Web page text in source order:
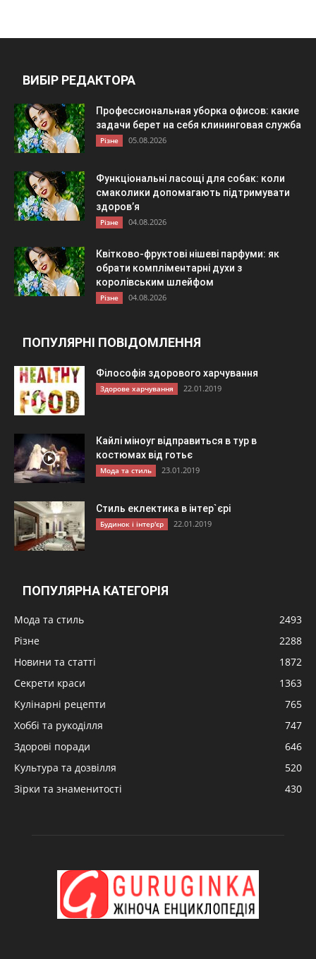
ВИБІР РЕДАКТОРА
Профессиональная уборка офисов: какие
задачи берет на себя клининговая служба
Різне 05.08.2026
Функціональні ласощі для собак: коли
смаколики допомагають підтримувати
здоров’я
Різне 04.08.2026
Квітково-фруктові нішеві парфуми: як
обрати компліментарні духи з
королівським шлейфом
Різне 04.08.2026
ПОПУЛЯРНІ ПОВІДОМЛЕННЯ
Філософія здорового харчування
Здорове харчування 22.01.2019
Кайлі міноуг відправиться в тур в
костюмах від готьє
Мода та стиль 23.01.2019
Стиль еклектика в інтер`єрі
Будинок і інтер'єр 22.01.2019
ПОПУЛЯРНА КАТЕГОРІЯ
Мода та стиль
2493
Різне
2288
Новини та статті
1872
Секрети краси
1363
Кулінарні рецепти
765
Хоббі та рукоділля
747
Здорові поради
646
Культура та дозвілля
520
Зірки та знаменитості
430